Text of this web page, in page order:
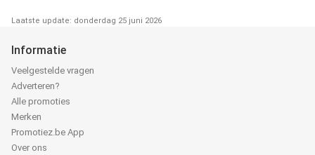
Laatste update: donderdag 25 juni 2026
Informatie
Veelgestelde vragen
Adverteren?
Alle promoties
Merken
Promotiez.be App
Over ons